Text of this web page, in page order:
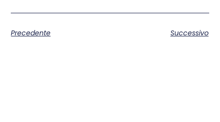
Precedente Successivo